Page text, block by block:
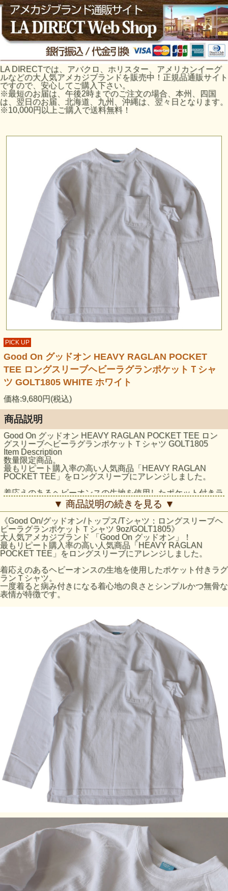
LA DIRECTでは、アバクロ、ホリスター、アメリカンイーグ
ルなどの大人気アメカジブランドを販売中！正規品通販サイト
ですので、安心してご購入下さい。
※最短のお届は、午後2時までのご注文の場合、本州、四国
は、翌日のお届、北海道、九州、沖縄は、翌々日となります。
※10,000円以上ご購入で送料無料！
PICK UP
Good On グッドオン HEAVY RAGLAN POCKET
TEE ロングスリーブヘビーラグランポケットＴシャ
ツ GOLT1805 WHITE ホワイト
価格:9,680円(税込)
商品説明
Good On グッドオン HEAVY RAGLAN POCKET TEE ロン
グスリーブヘビーラグランポケットＴシャツ GOLT1805
Item Description
数量限定商品。
最もリピート購入率の高い人気商品「HEAVY RAGLAN
POCKET TEE」をロングスリーブにアレンジしました。
着応えのあるヘビーオンスの生地を使用したポケット付きラ
グランＴシャツ。
一度着ると病み付きになる着心地の良さとシンプルかつ無骨
な表情が特徴です。
発色が良く上品な仕上がりのReactive Dye（反応染め）カラ
ーは、素材本来の柔らかくナチュラルな風合い感を楽しむこ
とができ、シンプルな見た目と着回しやすさが特徴。
厚手の生地特有の凹凸に色の濃淡が際立つPigment Dye（顔
料染め）カラーは、 他にはない味のある表情が特徴で、洗
濯の度に表面から徐々に色褪せしさらに風合いを増していく
ので、長く愛用するほどに上質なビンテージ品のように印象
が変わっていきます。
まるで薄手のスウェットのように存在感のあるＴシャツ生地
は、肌に触れて心地良い適度な厚みで、良質なアメリカ綿の
着心地を存分に味わうことができます。
重厚な生地を支える強固な縫製、厚みやゴワつきが気になら
ず動きやすいラグランスリーブ、裾のサイドベンツ + ロング
テールはデザインのワンポイントにもなっています。
後ろの裾が長くなっていて、両サイドにはカッティングを入
れているので、着用した際に裾が邪魔にならず、全体がもた
つきません。
Fabric Made In USA
Assembled In Japan
サイズの目安
サイズ 身幅(cm) 裄丈 (cm)
S
65 67.5 54
71.5
素材:100% Cotton / 9 oz Heavy Jersey
染色技法:
製品染め（反応染め）、製品染め（顔料染め）
※ご購入後、初めの数回は色落ちする事がありますので、単
品でのお洗濯をおすすめ致します。
▼ 商品説明の続きを見る ▼
《Good On/グッドオン/トップス/Tシャツ：ロングスリーブヘ
ビーラグランポケットＴシャツ 9oz/GOLT1805》
大人気アメカジブランド 「Good On グッドオン」！
最もリピート購入率の高い人気商品「HEAVY RAGLAN
POCKET TEE」をロングスリーブにアレンジしました。
着応えのあるヘビーオンスの生地を使用したポケット付きラグ
ランＴシャツ。
一度着ると病み付きになる着心地の良さとシンプルかつ無骨な
表情が特徴です。